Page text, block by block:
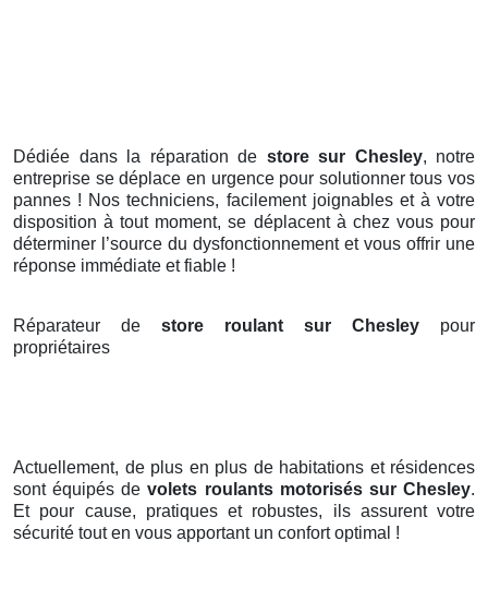
Dédiée dans la réparation de store sur Chesley, notre
entreprise se déplace en urgence pour solutionner tous vos
pannes ! Nos techniciens, facilement joignables et à votre
disposition à tout moment, se déplacent à chez vous pour
déterminer l’source du dysfonctionnement et vous offrir une
réponse immédiate et fiable !
Réparateur de store roulant sur Chesley pour
propriétaires
Actuellement, de plus en plus de habitations et résidences
sont équipés devolets roulants motorisés sur Chesley.
Et pour cause, pratiques et robustes, ils assurent votre
sécurité tout en vous apportant un confort optimal !